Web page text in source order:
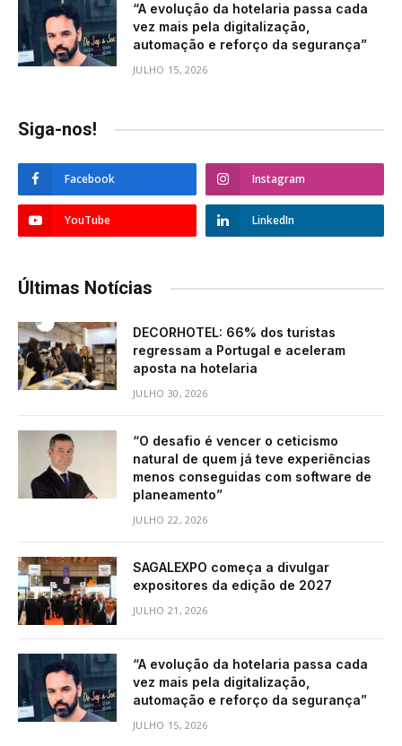
“A evolução da hotelaria passa cada
vez mais pela digitalização,
automação e reforço da segurança”
JULHO 15, 2026
Siga-nos!
Facebook Instagram
YouTube LinkedIn
Últimas Notícias
DECORHOTEL: 66% dos turistas
regressam a Portugal e aceleram
aposta na hotelaria
JULHO 30, 2026
“O desafio é vencer o ceticismo
natural de quem já teve experiências
menos conseguidas com software de
planeamento”
JULHO 22, 2026
SAGALEXPO começa a divulgar
expositores da edição de 2027
JULHO 21, 2026
“A evolução da hotelaria passa cada
vez mais pela digitalização,
automação e reforço da segurança”
JULHO 15, 2026